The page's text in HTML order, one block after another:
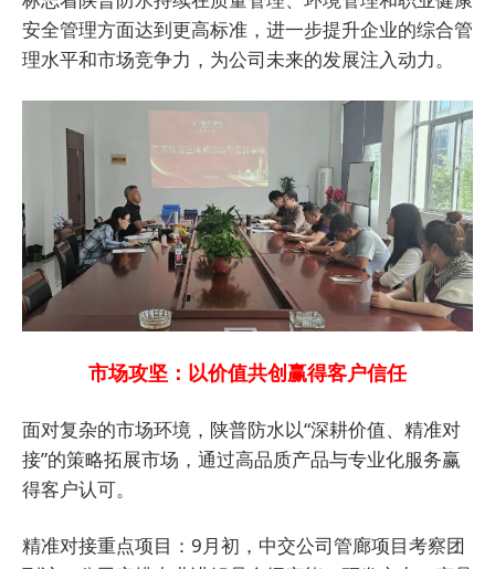
安全管理方面达到更高标准，进一步提升企业的综合管
理水平和市场竞争力，为公司未来的发展注入动力。
市场攻坚：以价值共创赢得客户信任
面对复杂的市场环境，陕普防水以“深耕价值、精准对
接”的策略拓展市场，通过高品质产品与专业化服务赢
得客户认可。
精准对接重点项目：9月初，中交公司管廊项目考察团